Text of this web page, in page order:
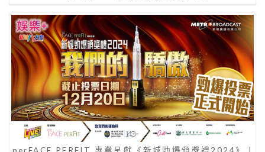
perFACE PERFIT 專業呈獻《新城勁爆頒獎禮2024》 |